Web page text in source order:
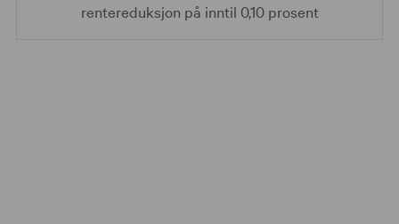
rentereduksjon på inntil 0,10 prosent